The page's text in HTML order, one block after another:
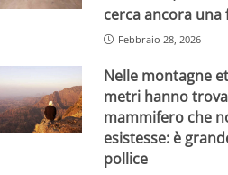
cerca ancora una
Febbraio 28, 2026
Nelle montagne
metri hanno
mammifero che
esistesse: è
pollice